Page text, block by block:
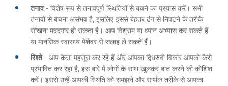
तनाव - विशेष रूप से तनावपूर्ण स्थितियों से बचने का प्रयास करें। सभी
तनावों से बचना असंभव है, इसलिए इससे बेहतर ढंग से निपटने के तरीके
सीखना मददगार हो सकता है। आप विश्राम या ध्यान अभ्यास कर सकते हैं
या मानसिक स्वास्थ्य पेशेवर से सलाह ले सकते हैं।
रिश्ते- आप कैसा महसूस कर रहे हैं और आपका द्विध्रुवी विकार आपको कैसे
प्रभावित कर रहा है, इस बारे में लोगों के साथ खुलकर बात करने की कोशिश
करें। इससे उन्हें आपकी स्थिति को समझने और सार्थक तरीके से आपका